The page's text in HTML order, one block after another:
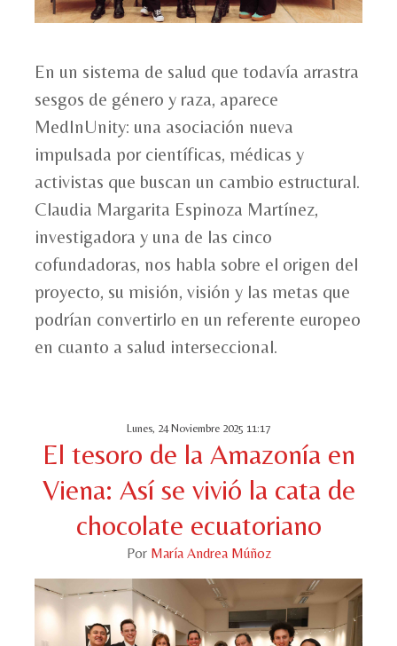
En un sistema de salud que todavía arrastra
sesgos de género y raza, aparece
MedInUnity: una asociación nueva
impulsada por científicas, médicas y
activistas que buscan un cambio estructural.
Claudia Margarita Espinoza Martínez,
investigadora y una de las cinco
cofundadoras, nos habla sobre el origen del
proyecto, su misión, visión y las metas que
podrían convertirlo en un referente europeo
en cuanto a salud interseccional.
Lunes, 24 Noviembre 2025 11:17
El tesoro de la Amazonía en
Viena: Así se vivió la cata de
chocolate ecuatoriano
Por María Andrea Múñoz